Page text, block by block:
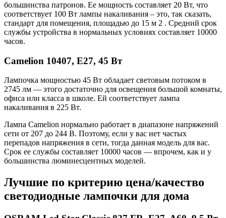
большинства патронов. Ее мощность составляет 20 Вт, что
соответствует 100 Вт лампы накаливания – это, так сказать,
стандарт для помещения, площадью до 15 м 2 . Средний срок
службы устройства в нормальных условиях составляет 10000
часов.
Camelion 10407, Е27, 45 Вт
Лампочка мощностью 45 Вт обладает световым потоком в
2745 лм — этого достаточно для освещения большой комнаты,
офиса или класса в школе. Ей соответствует лампа
накаливания в 225 Вт.
Лампа Camelion нормально работает в диапазоне напряжений
сети от 207 до 244 В. Поэтому, если у вас нет частых
перепадов напряжения в сети, тогда данная модель для вас.
Срок ее службы составляет 10000 часов — впрочем, как и у
большинства люминесцентных моделей.
Лучшие по критерию цена/качество
светодиодные лампочки для дома